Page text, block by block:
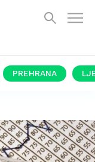
PREHRANA